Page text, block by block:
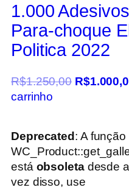
1.000
Para-choque
Politica 2022
R$1.250,00 R$
carrinho
Deprecated : A função
está obsoletadesde
vez disso, use